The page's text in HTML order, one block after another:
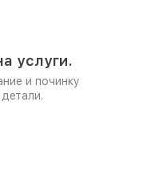
услуги.
и починку